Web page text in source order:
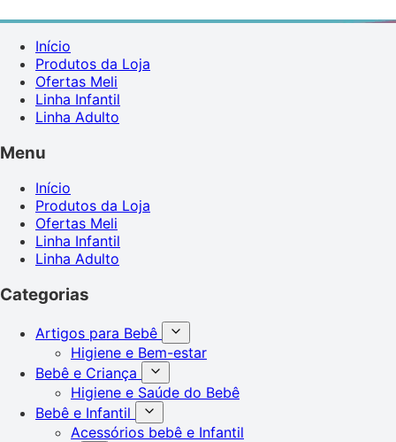
Início
Produtos da Loja
Ofertas Meli
Linha Infantil
Linha Adulto
Menu
Início
Produtos da Loja
Ofertas Meli
Linha Infantil
Linha Adulto
Categorias
Artigos para Bebê
Higiene e Bem-estar
Bebê e Criança
Higiene e Saúde do Bebê
Bebê e Infantil
Acessórios bebê e Infantil